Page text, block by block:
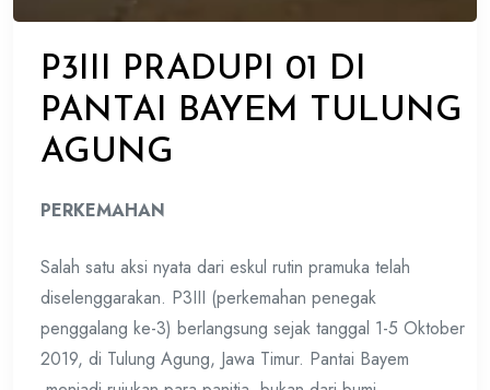
P3III PRADUPI 01 DI
PANTAI BAYEM TULUNG
AGUNG
PERKEMAHAN
Salah satu aksi nyata dari eskul rutin pramuka telah
diselenggarakan. P3III (perkemahan penegak
penggalang ke-3) berlangsung sejak tanggal 1-5 Oktober
2019, di Tulung Agung, Jawa Timur. Pantai Bayem